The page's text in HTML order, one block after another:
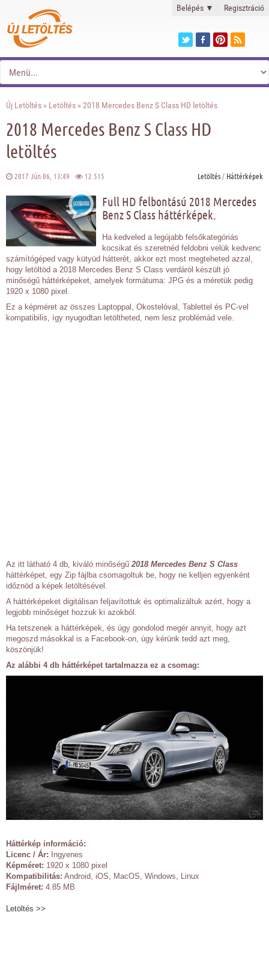
Belépés ▼ Regisztráció
Új Letöltés » Letöltés » 2018 Mercedes Benz S Class HD letöltés
2018 Mercedes Benz S Class HD
letöltés
2017 Jún 06, 13:49 12 515 Letöltés/ Háttérképek
Full HD felbontású 2018 Mercedes
Benz S Class háttérképek.
Ha kedveled a legújabb felsőkategóriás
kocsikat és szeretnéd feldobni velük kedvenc
számítógéped vagy kütyüd hátterét, akkor ezt most megteheted azzal,
hogy letöltöd a 2018 Mercedes Benz S Class verdáról készült jó
minőségű háttérképeket, amelyek formátuma: JPG és a méretük pedig
1920 x 1080 pixel.
Ez a képméret az összes Laptoppal, Okostelóval, Tablettel és PC-vel
kompatibilis, így nyugodtan letöltheted, nem lesz problémád vele.
Az itt látható 4 db, kiváló minőségű 2018 Mercedes Benz S Class
háttérképet, egy Zip fájlba csomagoltuk be, hogy ne kelljen egyenként
időznöd a képek letöltésével.
A háttérképeket digitálisan feljavítottuk és optimalizáltuk azért, hogy a
legjobb minőséget hozzuk ki azokból.
Ha tetszenek a háttérképek, és úgy gondolod megér annyit, hogy azt
megoszd másokkal is a Facebook-on, úgy kérünk tedd azt meg,
köszönjük!
Az alábbi 4 db háttérképet tartalmazza ez a csomag:
Háttérkép információ:
Licenc / Ár: Ingyenes
Képméret: 1920 x 1080 pixel
Kompatibilitás: Android, iOS, MacOS, Windows, Linux
Fájlméret: 4.85 MB
Letöltés >>